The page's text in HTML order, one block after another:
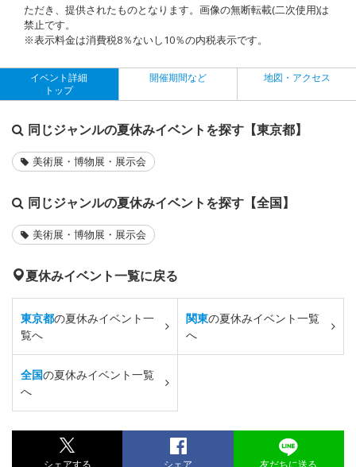
ただき、提供されたものとなります。画像の無断転載(二次使用)は
禁止です。
※表示料金は消費税8％ないし10％の内税表示です。
イベント詳細
トップ
開催期間など 地図・アクセス
同じジャンルの夏休みイベントを探す【東京都】
美術展・博物展・展示会
同じジャンルの夏休みイベントを探す【全国】
美術展・博物展・展示会
夏休みイベント一覧に戻る
東京都の夏休みイベント一
覧へ
関東の夏休みイベント一覧
へ
全国の夏休みイベント一覧
へ
シェアする シェア 友だちに送る